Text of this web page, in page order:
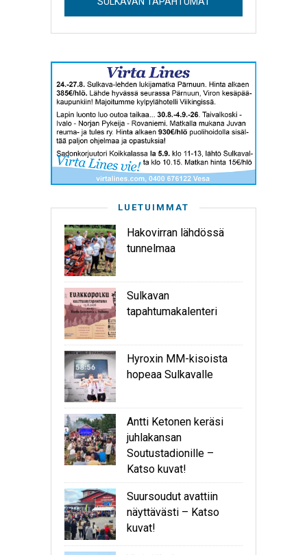
LUETUIMMAT
Hakovirran lähdössä
tunnelmaa
Sulkavan
tapahtumakalenteri
Hyroxin MM-kisoista
hopeaa Sulkavalle
Antti Ketonen keräsi
juhlakansan
Soutustadionille –
Katso kuvat!
Suursoudut avattiin
näyttävästi – Katso
kuvat!